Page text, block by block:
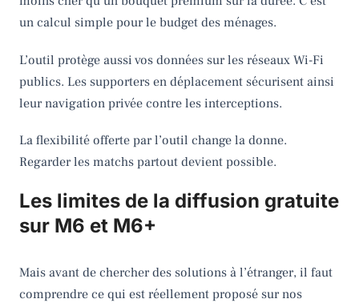
un calcul simple pour le budget des ménages.
L’outil protège aussi vos données sur les réseaux Wi-Fi
publics. Les supporters en déplacement sécurisent ainsi
leur navigation privée contre les interceptions.
La flexibilité offerte par l’outil change la donne.
Regarder les matchs partout devient possible.
Les limites de la diffusion gratuite
sur M6 et M6+
Mais avant de chercher des solutions à l’étranger, il faut
comprendre ce qui est réellement proposé sur nos